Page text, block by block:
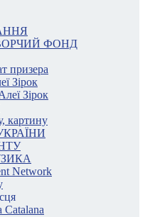
ФОНД
призера
Зірок
Зірок
картину
Network
Catalana